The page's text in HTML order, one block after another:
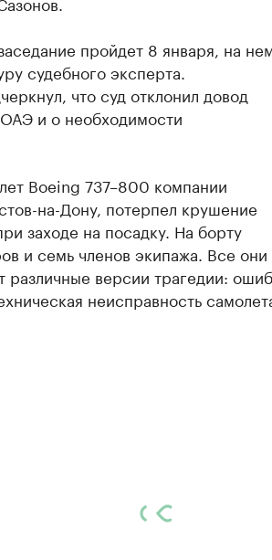
пройдет 8 января, на
судебного эксперта.
что суд отклонил довод
и о необходимости
Boeing 737–800 компании
на-Дону, потерпел крушение
заходе на посадку. На борту
и семь членов экипажа. Все они
различные версии трагедии:
неисправность